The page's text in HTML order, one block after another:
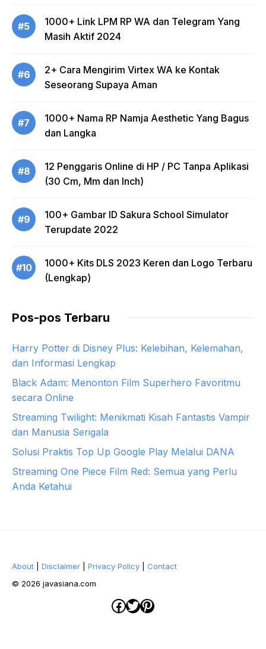
#5
1000+ Link LPM RP WA dan Telegram Yang
Masih Aktif 2024
#6
2+ Cara Mengirim Virtex WA ke Kontak
Seseorang Supaya Aman
#7
1000+ Nama RP Namja Aesthetic Yang Bagus
dan Langka
#8
12 Penggaris Online di HP / PC Tanpa Aplikasi
(30 Cm, Mm dan Inch)
#9
100+ Gambar ID Sakura School Simulator
Terupdate 2022
#10
1000+ Kits DLS 2023 Keren dan Logo Terbaru
(Lengkap)
Pos-pos Terbaru
Harry Potter di Disney Plus: Kelebihan, Kelemahan,
dan Informasi Lengkap
Black Adam: Menonton Film Superhero Favoritmu
secara Online
Streaming Twilight: Menikmati Kisah Fantastis Vampir
dan Manusia Serigala
Solusi Praktis Top Up Google Play Melalui DANA
Streaming One Piece Film Red: Semua yang Perlu
Anda Ketahui
About Disclaimer Privacy Policy
Contact
© 2026 javasiana.com
Facebook
Twitter
Pinterest